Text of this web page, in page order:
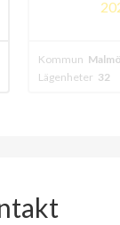
Kommun